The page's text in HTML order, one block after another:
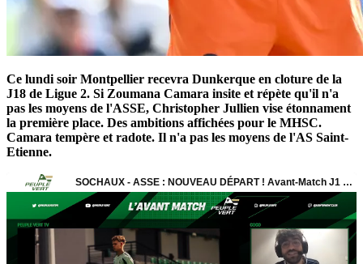
Ce lundi soir Montpellier recevra Dunkerque en cloture de la
J18 de Ligue 2. Si Zoumana Camara insite et répète qu'il n'a
pas les moyens de l'ASSE, Christopher Jullien vise étonnament
la première place. Des ambitions affichées pour le MHSC.
Camara tempère et radote. Il n'a pas les moyens de l'AS Saint-
Etienne.